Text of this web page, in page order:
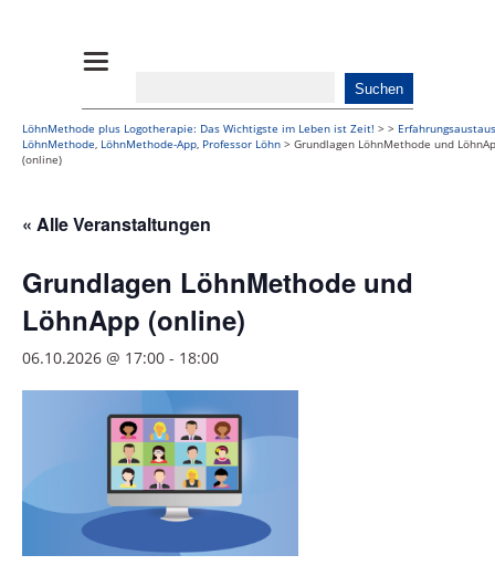
LöhnMethode plus Logotherapie: Das Wichtigste im Leben ist Zeit! > >
LöhnMethode, LöhnMethode-App, Professor Löhn > Grundlagen LöhnMethode und
(online)
« Alle Veranstaltungen
Grundlagen LöhnMethode und
LöhnApp (online)
06.10.2026 @ 17:00 - 18:00